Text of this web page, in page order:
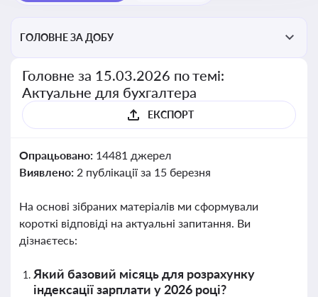
ГОЛОВНЕ ЗА ДОБУ
Головне за 15.03.2026 по темі:
Актуальне для бухгалтера
ЕКСПОРТ
Опрацьовано: 14481 джерел
Виявлено: 2 публікації за 15 березня
На основі зібраних матеріалів ми сформували
короткі відповіді на актуальні запитання. Ви
дізнаєтесь:
Який базовий місяць для розрахунку
індексації зарплати у 2026 році?